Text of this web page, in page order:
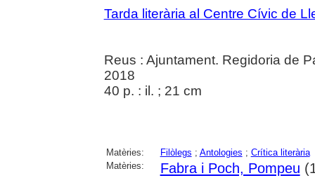
Tarda literària al Centre Cívic de
Reus : Ajuntament. Regidoria de
2018
40 p. : il. ; 21 cm
Matèries: Filòlegs ; Antologies ; Crítica literària
Matèries:
Fabra i Poch, Pompeu